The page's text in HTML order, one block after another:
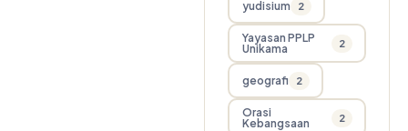
yudisium 2
Yayasan PPLP
Unikama
2
geografi 2
Orasi
Kebangsaan
2